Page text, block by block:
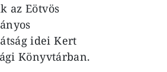
az Eötvös
idei Kert
Könyvtárban.